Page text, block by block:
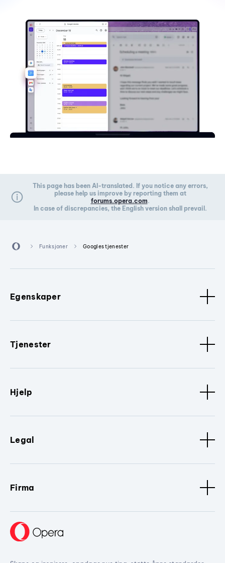
This page has been AI-translated. If you notice any errors,
please help us improve by reporting them at
forums.opera.com.
In case of discrepancies, the English version shall prevail.
Funksjoner Googles tjenester
Egenskaper
Tjenester
Hjelp
Legal
Firma